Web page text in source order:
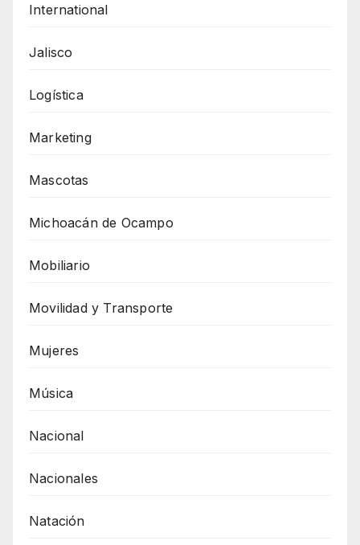
International
Jalisco
Logística
Marketing
Mascotas
Michoacán de Ocampo
Mobiliario
Movilidad y Transporte
Mujeres
Música
Nacional
Nacionales
Natación